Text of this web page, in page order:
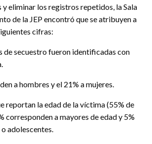
eliminar los registros repetidos, la Sala
de la JEP encontró que se atribuyen a
cifras:
de secuestro fueron identificadas con
a hombres y el 21% a mujeres.
reportan la edad de la víctima (55% de
corresponden a mayores de edad y 5%
o adolescentes.